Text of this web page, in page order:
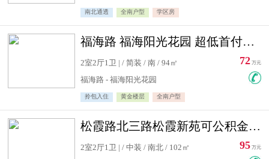
南北通透 全南户型 学区房
福海路 福海阳光花园 超低首付住宅急售
2室2厅1卫 | / 简装 / 南 / 94㎡
福海路 - 福海阳光花园
拎包入住 黄金楼层 全南户型
72 万元
松霞路北三路松霞新苑可公积金贷款北小区南北通透住宅急售
2室2厅1卫 | / 中装 / 南北 / 102㎡
95 万元